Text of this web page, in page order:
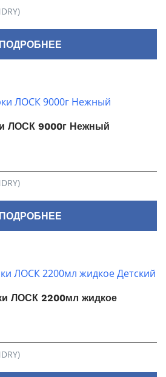
ПОДРОБНЕЕ
ЛОСК 9000г Нежный
ПОДРОБНЕЕ
ЛОСК 2200мл жидкое